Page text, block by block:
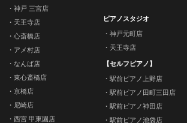
神戸 三宮店
天王寺店
心斎橋店
アメ村店
なんば店
東心斎橋店
京橋店
尼崎店
西宮 甲東園店
ピアノスタジオ
神戸元町店
天王寺店
【セルフピアノ】
駅前ピアノ上野店
駅前ピアノ田町三田店
駅前ピアノ神田店
駅前ピアノ池袋店